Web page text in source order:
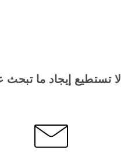
لا تستطيع إيجاد ما تبحث